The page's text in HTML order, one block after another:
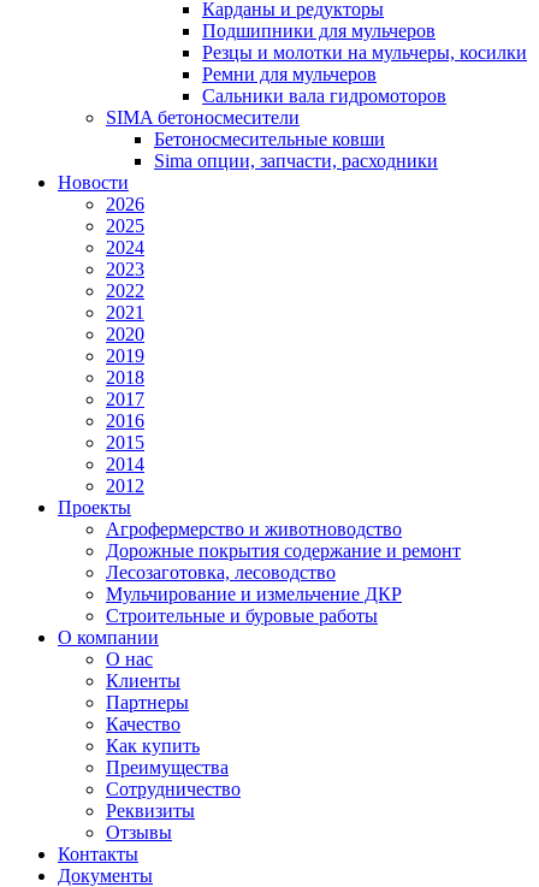
Карданы и редукторы
Подшипники для мульчеров
Резцы и молотки на мульчеры, косилки
Ремни для мульчеров
Сальники вала гидромоторов
SIMA бетоносмесители
Бетоносмесительные ковши
Sima опции, запчасти, расходники
Новости
2026
2025
2024
2023
2022
2021
2020
2019
2018
2017
2016
2015
2014
2012
Проекты
Агрофермерство и животноводство
Дорожные покрытия содержание и ремонт
Лесозаготовка, лесоводство
Мульчирование и измельчение ДКР
Строительные и буровые работы
О компании
О нас
Клиенты
Партнеры
Качество
Как купить
Преимущества
Сотрудничество
Реквизиты
Отзывы
Контакты
Документы